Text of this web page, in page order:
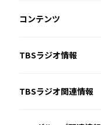
コンテンツ
TBSラジオ情報
TBSラジオ関連情報